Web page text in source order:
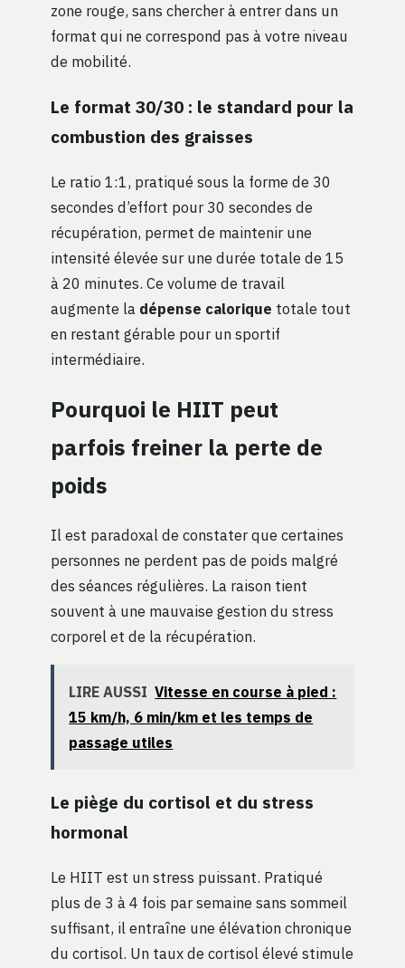
zone rouge, sans chercher à entrer dans un
format qui ne correspond pas à votre niveau
de mobilité.
Le format 30/30 : le standard pour la
combustion des graisses
Le ratio 1:1, pratiqué sous la forme de 30
secondes d’effort pour 30 secondes de
récupération, permet de maintenir une
intensité élevée sur une durée totale de 15
à 20 minutes. Ce volume de travail
augmente la dépense calorique totale tout
en restant gérable pour un sportif
intermédiaire.
Pourquoi le HIIT peut
parfois freiner la perte de
poids
Il est paradoxal de constater que certaines
personnes ne perdent pas de poids malgré
des séances régulières. La raison tient
souvent à une mauvaise gestion du stress
corporel et de la récupération.
LIRE AUSSI Vitesse en course à pied :
15 km/h, 6 min/km et les temps de
passage utiles
Le piège du cortisol et du stress
hormonal
Le HIIT est un stress puissant. Pratiqué
plus de 3 à 4 fois par semaine sans sommeil
suffisant, il entraîne une élévation chronique
du cortisol. Un taux de cortisol élevé stimule